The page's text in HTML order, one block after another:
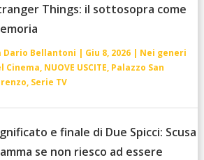
Things: il sottosopra come
Dario Bellantoni | Giu 8, 2026| Nei generi
Cinema, NUOVE USCITE, Palazzo San
, Serie TV
e finale di Due Spicci: Scusa
se non riesco ad essere